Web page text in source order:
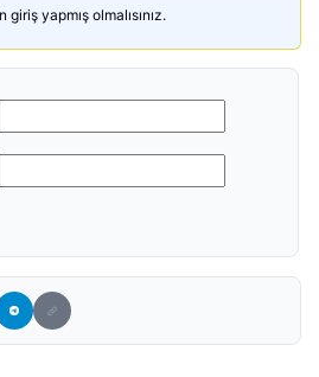
yapmış olmalısınız.